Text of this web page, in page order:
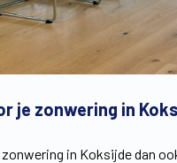
je zonwering in
in Koksijde dan